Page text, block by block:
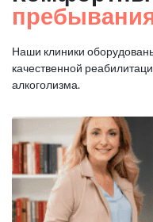
Наши клиники
качественной
алкоголизма.